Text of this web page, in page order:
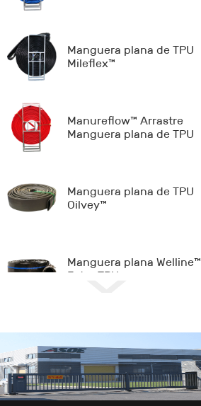
Manguera plana de TPU
Mileflex™
Manureflow™ Arrastre
Manguera plana de TPU
Manguera plana de TPU
Oilvey™
Manguera plana Welline™
Extra TPU
Manguera plana de NBR
Longman™